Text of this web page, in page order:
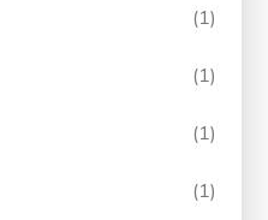
(1)
(1)
(1)
(1)